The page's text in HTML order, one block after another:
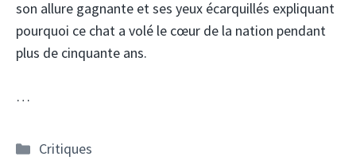
son allure gagnante et ses yeux écarquillés expliquant
pourquoi ce chat a volé le cœur de la nation pendant
plus de cinquante ans.
…
Catégories
Critiques